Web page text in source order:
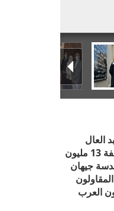
العال
يوم الجمعة 20 نوفمبر مسجد الإمام الشافعى بمحافظة القاهرة ، بعد صيانته وترميمه بتكلفة 13 مليون
جيهان
العرب